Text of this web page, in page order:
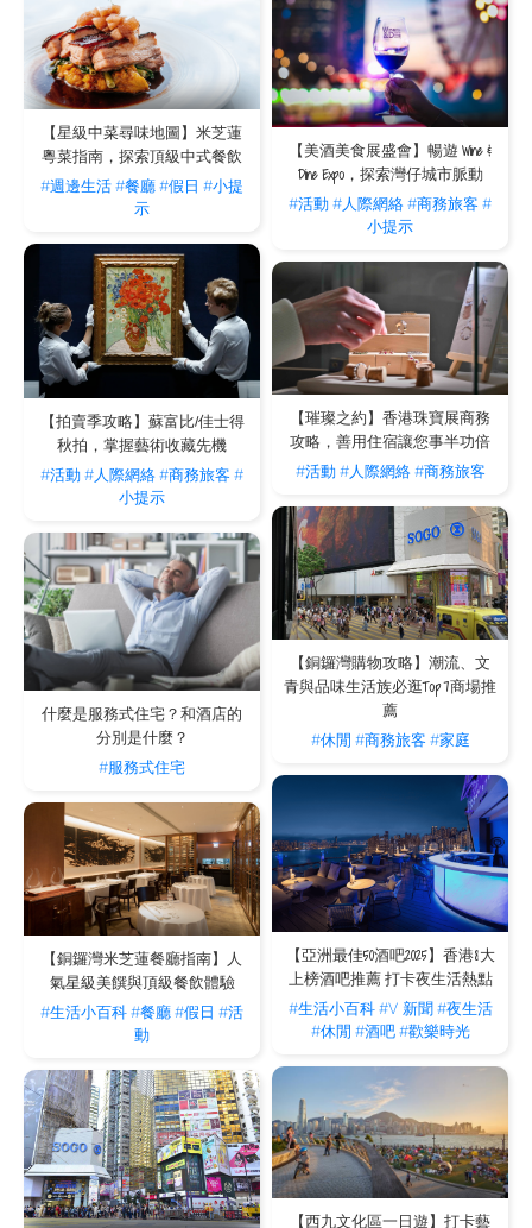
【星級中菜尋味地圖】米芝蓮
粵菜指南，探索頂級中式餐飲
#週邊生活#餐廳#假日 #小提
示
【美酒美食展盛會】暢遊 Wine &
Dine Expo，探索灣仔城市脈動
#活動#人際網絡#商務旅客 #
小提示
【拍賣季攻略】蘇富比/佳士得
秋拍，掌握藝術收藏先機
#活動#人際網絡#商務旅客 #
小提示
【璀璨之約】香港珠寶展商務
攻略，善用住宿讓您事半功倍
#活動 #人際網絡 #商務旅客
【銅鑼灣購物攻略】潮流、文
青與品味生活族必逛Top 7商場推
薦
#休閒 #商務旅客 #家庭
什麼是服務式住宅？和酒店的
分別是什麼？
#服務式住宅
【亞洲最佳50酒吧2025】香港8大
上榜酒吧推薦 打卡夜生活熱點
#生活小百科 #V 新聞 #夜生活
#休閒 #酒吧 #歡樂時光
【銅鑼灣米芝蓮餐廳指南】人
氣星級美饌與頂級餐飲體驗
#生活小百科#餐廳#假日 #活
動
【西九文化區一日遊】打卡藝